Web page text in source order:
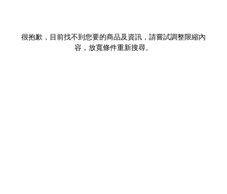
很抱歉，目前找不到您要的商品及資訊，請嘗試調整限縮內
容，放寬條件重新搜尋。